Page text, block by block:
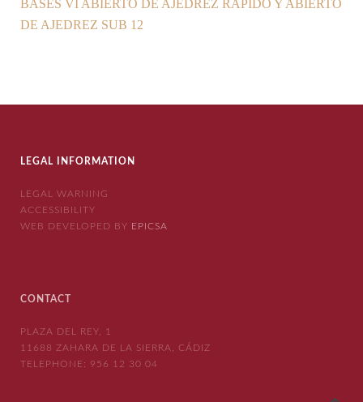
BASES VI ABIERTO DE AJEDREZ RÁPIDO Y ABIERTO
DE AJEDREZ SUB 12
LEGAL INFORMATION
LEGAL WARNING
ACCESSIBILITY
WEB DEVELOPED BY EPICSA
CONTACT
PLAZA DEL REY, 1
11688 ZAHARA DE LA SIERRA, CÁDIZ
TELEPHONE: 956 12 30 04